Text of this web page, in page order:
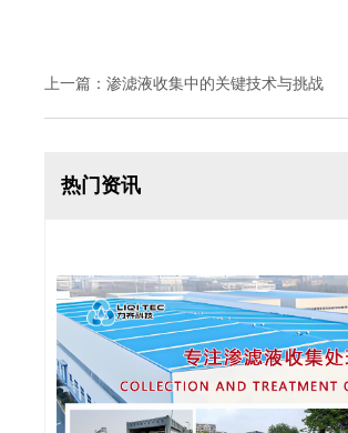
上一篇：渗滤液收集中的关键技术与挑战
热门资讯